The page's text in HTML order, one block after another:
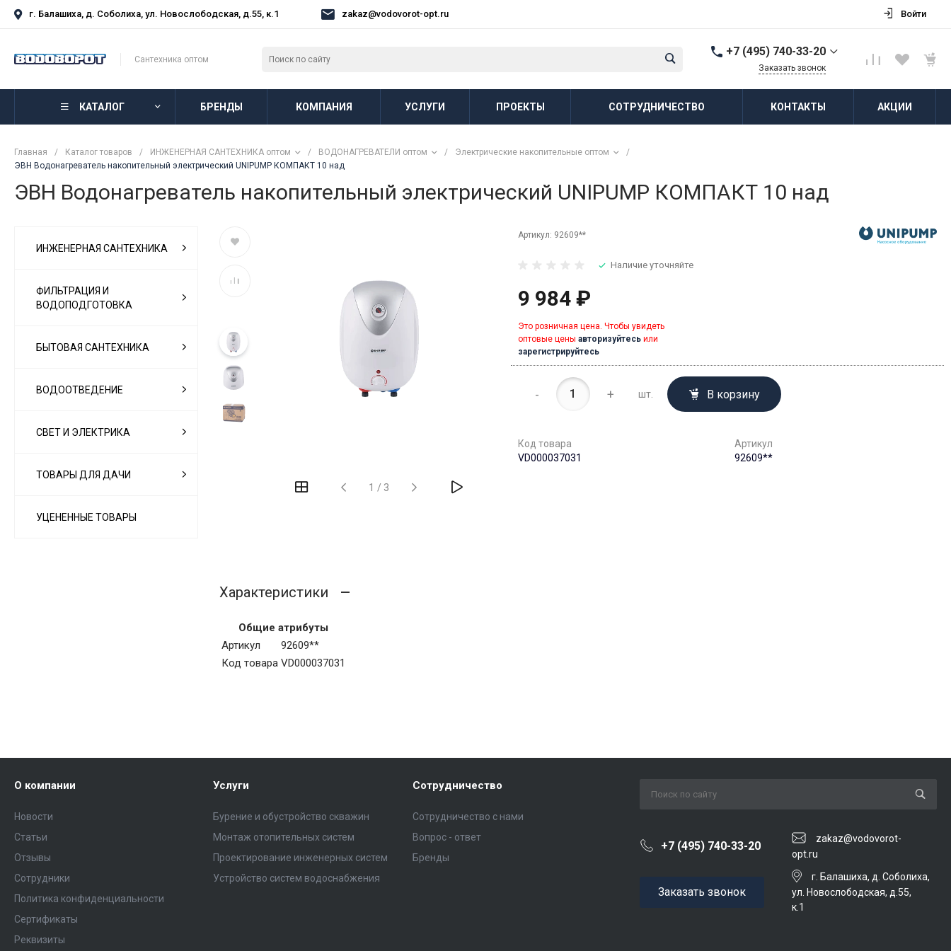
г. Балашиха, д. Соболиха, ул. Новослободская, д.55, к.1 zakaz@vodovorot-opt.ru Войти
Сантехника оптом
+7 (495) 740-33-20
г. Балашиха, д.
Заказать звонок
КАТАЛОГ БРЕНДЫ КОМПАНИЯ УСЛУГИ ПРОЕКТЫ СОТРУДНИЧЕСТВО КОНТАКТЫ АКЦИИ
Главная / Каталог товаров / ИНЖЕНЕРНАЯ САНТЕХНИКА оптом / ВОДОНАГРЕВАТЕЛИ оптом / Электрические накопительные оптом
/
ЭВН Водонагреватель накопительный электрический UNIPUMP КОМПАКТ 10 над
ЭВН Водонагреватель накопительный электрический UNIPUMP КОМПАКТ 10 над
ИНЖЕНЕРНАЯ САНТЕХНИКА
ФИЛЬТРАЦИЯ И
ВОДОПОДГОТОВКА
БЫТОВАЯ САНТЕХНИКА
ВОДООТВЕДЕНИЕ
СВЕТ И ЭЛЕКТРИКА
ТОВАРЫ ДЛЯ ДАЧИ
УЦЕНЕННЫЕ ТОВАРЫ
1 / 3
Артикул: 92609**
Наличие уточняйте
9 984 ₽
Это розничная цена. Чтобы увидеть
оптовые цены авторизуйтесьили
зарегистрируйтесь
- + шт. В корзину
Код товара
VD000037031
Артикул
92609**
Характеристики
Общие атрибуты
Артикул
92609**
Код товара VD000037031
О компании
Новости
Статьи
Отзывы
Сотрудники
Политика конфиденциальности
Сертификаты
Реквизиты
Услуги
Бурение и обустройство скважин
Монтаж отопительных систем
Проектирование инженерных систем
Устройство систем водоснабжения
Сотрудничество
Сотрудничество с нами
Вопрос - ответ
Бренды
+7 (495) 740-33-20
zakaz@vodovorot-
opt.ru
Заказать звонок
г. Балашиха, д. Соболиха,
ул. Новослободская, д.55,
к.1